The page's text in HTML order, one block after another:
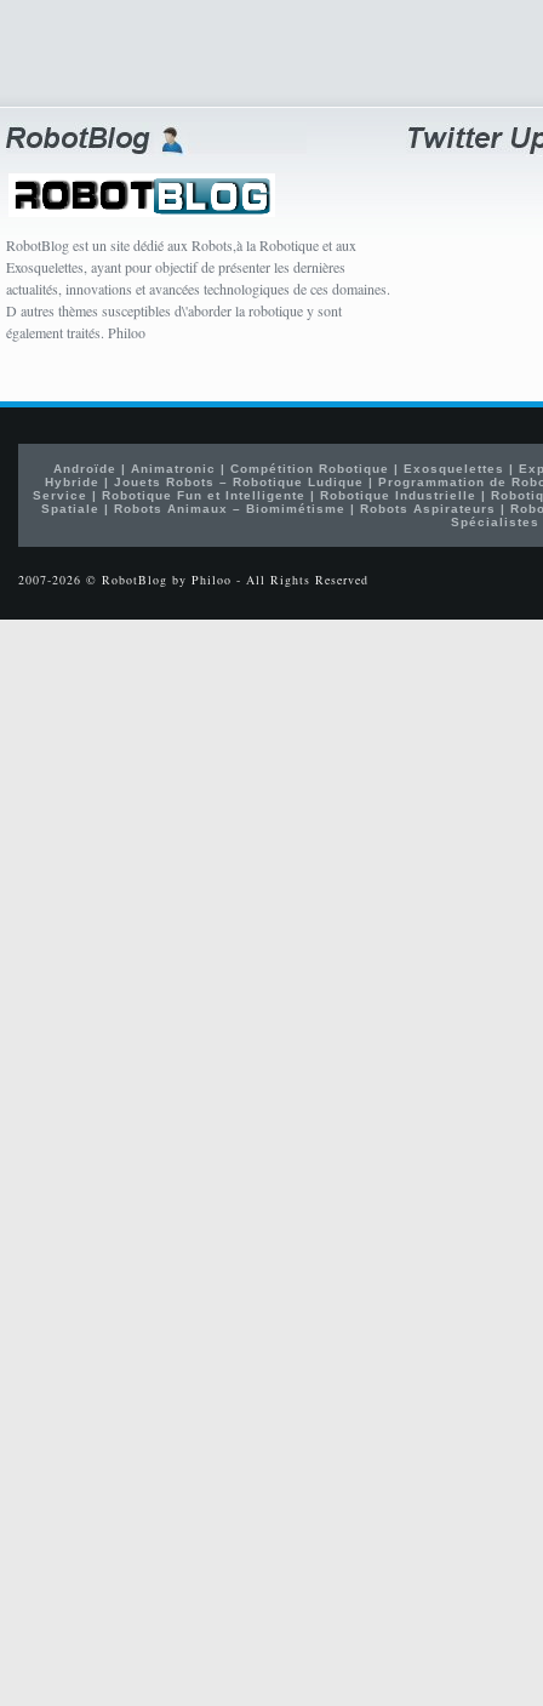
RobotBlog est un site dédié aux Robots,à la Robotique et aux
Exosquelettes, ayant pour objectif de présenter les dernières
actualités, innovations et avancées technologiques de ces domaines.
D autres thèmes susceptibles d\'aborder la robotique y sont
également traités. Philoo
Androïde | Animatronic | Compétition Robotique | Exosquelettes |
Hybride |Jouets Robots – Robotique Ludique |Programmation de
Service | Robotique Fun et Intelligente | Robotique Industrielle |
Spatiale | Robots Animaux – Biomimétisme | Robots Aspirateurs |
Spécialistes
2007-2026 © RobotBlog by Philoo - All Rights Reserved